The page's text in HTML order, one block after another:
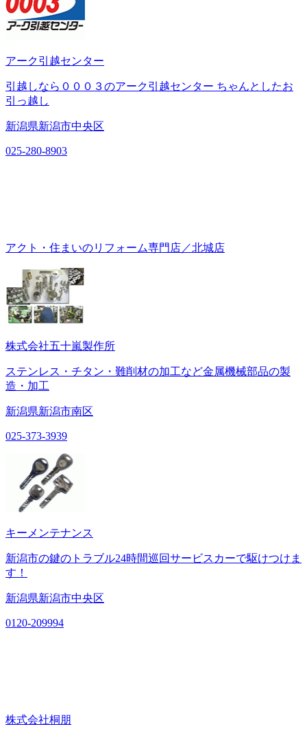
アーク引越センター
引越しなら０００３のアーク引越センター ちゃんとしたお
引っ越し
新潟県新潟市中央区
025-280-8903
アクト・住まいのリフォーム専門店／北城店
株式会社五十嵐製作所
ステンレス・チタン・難削材の加工など金属機械部品の製
造・加工
新潟県新潟市南区
025-373-3939
キーメンテナンス
新潟市の鍵のトラブル24時間巡回サービスカーで駆けつけま
す！
新潟県新潟市中央区
0120-209994
株式会社桐朋